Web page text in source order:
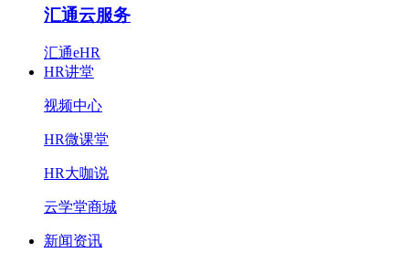
汇通云服务
汇通eHR
HR讲堂
视频中心
HR微课堂
HR大咖说
云学堂商城
新闻资讯